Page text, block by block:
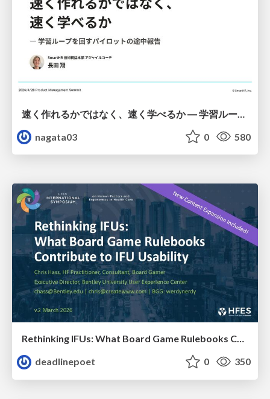
nagata03
0 580
Rethinking IFUs: What Board Game Rulebooks Contribute to IFU Usability
deadlinepoet
0 350